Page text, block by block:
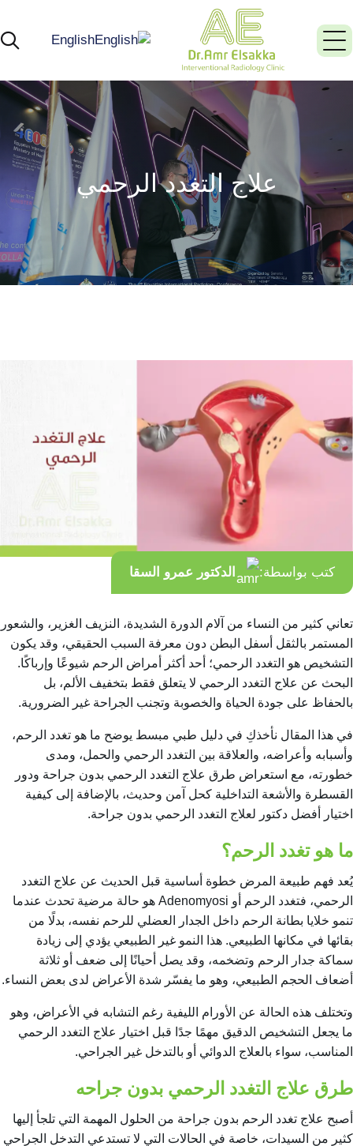
English
علاج التغدد الرحمي
كتب بواسطة: الدكتور عمرو السقا
تعاني كثير من النساء من آلام الدورة الشديدة، النزيف الغزير، والشعور
المستمر بالثقل أسفل البطن دون معرفة السبب الحقيقي، وقد يكون
التشخيص هو التغدد الرحمي؛ أحد أكثر أمراض الرحم شيوعًا وإرباكًا.
البحث عن علاج التغدد الرحمي لا يتعلق فقط بتخفيف الألم، بل
بالحفاظ على جودة الحياة والخصوبة وتجنب الجراحة غير الضرورية.
في هذا المقال نأخذكِ في دليل طبي مبسط يوضح ما هو تغدد الرحم،
وأسبابه وأعراضه، والعلاقة بين التغدد الرحمي والحمل، ومدى
خطورته، مع استعراض طرق علاج التغدد الرحمي بدون جراحة ودور
القسطرة والأشعة التداخلية كحل آمن وحديث، بالإضافة إلى كيفية
اختيار أفضل دكتور لعلاج التغدد الرحمي بدون جراحة.
ما هو تغدد الرحم؟
يُعد فهم طبيعة المرض خطوة أساسية قبل الحديث عن علاج التغدد
الرحمي، فتغدد الرحم أو Adenomyosi هو حالة مرضية تحدث عندما
تنمو خلايا بطانة الرحم داخل الجدار العضلي للرحم نفسه، بدلًا من
بقائها في مكانها الطبيعي. هذا النمو غير الطبيعي يؤدي إلى زيادة
سماكة جدار الرحم وتضخمه، وقد يصل أحيانًا إلى ضعف أو ثلاثة
أضعاف الحجم الطبيعي، وهو ما يفسّر شدة الأعراض لدى بعض النساء.
وتختلف هذه الحالة عن الأورام الليفية رغم التشابه في الأعراض، وهو
ما يجعل التشخيص الدقيق مهمًا جدًا قبل اختيار علاج التغدد الرحمي
المناسب، سواء بالعلاج الدوائي أو بالتدخل غير الجراحي.
طرق علاج التغدد الرحمي بدون جراحه
أصبح علاج تغدد الرحم بدون جراحة من الحلول المهمة التي تلجأ إليها
كثير من السيدات، خاصة في الحالات التي لا تستدعي التدخل الجراحي